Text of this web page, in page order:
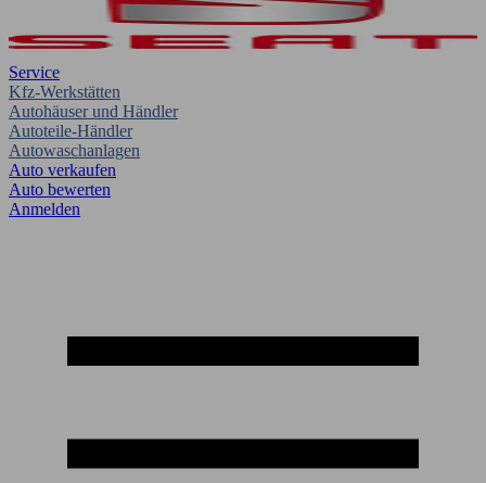
Service
Kfz-Werkstätten
Autohäuser und Händler
Autoteile-Händler
Autowaschanlagen
Auto verkaufen
Auto bewerten
Anmelden